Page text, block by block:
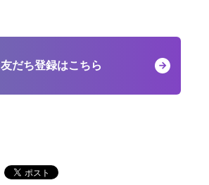
友だち登録はこちら